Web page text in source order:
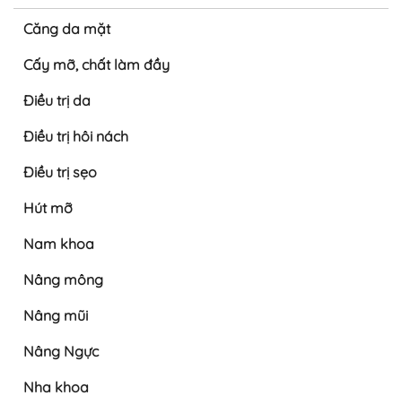
Căng da mặt
Cấy mỡ, chất làm đầy
Điều trị da
Điều trị hôi nách
Điều trị sẹo
Hút mỡ
Nam khoa
Nâng mông
Nâng mũi
Nâng Ngực
Nha khoa